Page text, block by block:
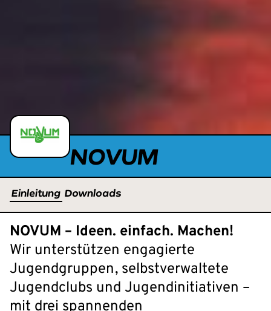
NOVUM
Einleitung Downloads
NOVUM – Ideen. einfach. Machen!
Wir unterstützen engagierte
Jugendgruppen, selbstverwaltete
Jugendclubs und Jugendinitiativen –
mit drei spannenden